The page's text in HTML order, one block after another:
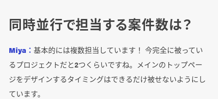
同時並行で担当する案件数は？
Miya： 基本的には複数担当しています！ 今完全に被ってい
るプロジェクトだと2つくらいですね。メインのトップペー
ジをデザインするタイミングはできるだけ被せないようにし
ています。